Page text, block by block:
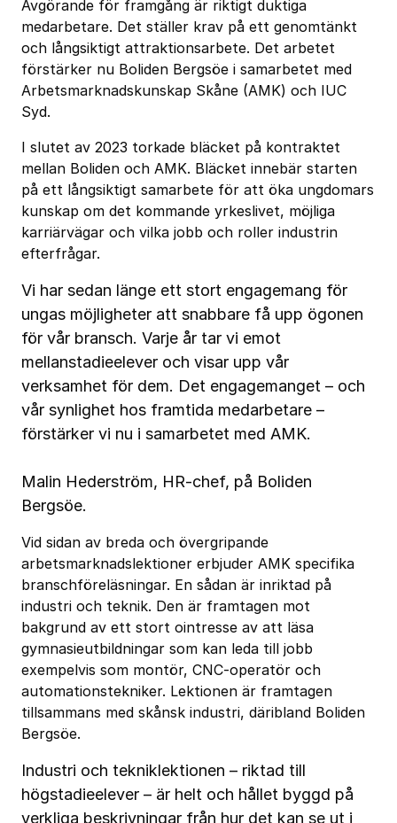
Avgörande för framgång är riktigt duktiga
medarbetare. Det ställer krav på ett genomtänkt
och långsiktigt attraktionsarbete. Det arbetet
förstärker nu Boliden Bergsöe i samarbetet med
Arbetsmarknadskunskap Skåne (AMK) och IUC
Syd.
I slutet av 2023 torkade bläcket på kontraktet
mellan Boliden och AMK. Bläcket innebär starten
på ett långsiktigt samarbete för att öka ungdomars
kunskap om det kommande yrkeslivet, möjliga
karriärvägar och vilka jobb och roller industrin
efterfrågar.
Vi har sedan länge ett stort engagemang för
ungas möjligheter att snabbare få upp ögonen
för vår bransch. Varje år tar vi emot
mellanstadieelever och visar upp vår
verksamhet för dem. Det engagemanget – och
vår synlighet hos framtida medarbetare –
förstärker vi nu i samarbetet med AMK.
Malin Hederström, HR-chef, på Boliden
Bergsöe.
Vid sidan av breda och övergripande
arbetsmarknadslektioner erbjuder AMK specifika
branschföreläsningar. En sådan är inriktad på
industri och teknik. Den är framtagen mot
bakgrund av ett stort ointresse av att läsa
gymnasieutbildningar som kan leda till jobb
exempelvis som montör, CNC-operatör och
automationstekniker. Lektionen är framtagen
tillsammans med skånsk industri, däribland Boliden
Bergsöe.
Industri och tekniklektionen – riktad till
högstadieelever – är helt och hållet byggd på
verkliga beskrivningar från hur det kan se ut i